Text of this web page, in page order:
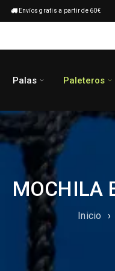
Envíos gratis a partir de 60€
Palas Paleteros
MOCHILA
Inicio ›